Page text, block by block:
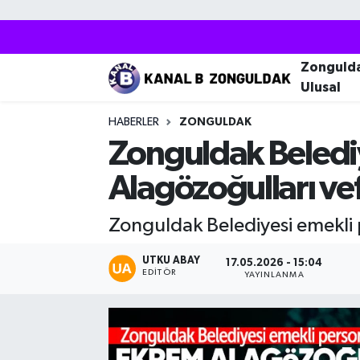
Ulusal
HABERLER ZONGULDAK
Zonguldak
Alagözoğulları
Zonguldak Belediyesi emekli
UTKU ABAY
EDITÖR
17.05.2026 - 15:04
YAYINLANMA
Gökçebey
Zonguldak Nöbetçi Eczaneler
Zonguldak Trafik Yoğunluk Haritası
Puan Durumu ve Fikstür
Tüm Manşetler
Son Dakika Haberleri
Haber Arşivi